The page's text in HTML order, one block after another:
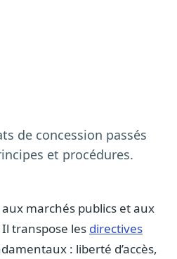
de concession passés
et procédures.
marchés publics et aux
transpose les directives
: liberté d’accès,